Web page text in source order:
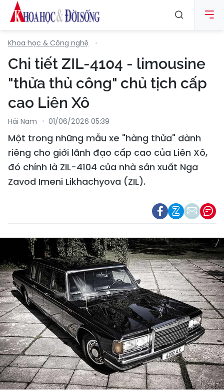
Khoa học & Công nghệ
Chi tiết ZIL-4104 - limousine
"thửa thủ công" chủ tịch cấp
cao Liên Xô
Hải Nam 01/06/2026 05:39
Một trong những mẫu xe "hàng thửa" dành
riêng cho giới lãnh đạo cấp cao của Liên Xô,
đó chính là ZIL-4104 của nhà sản xuất Nga
Zavod Imeni Likhachyova (ZIL).